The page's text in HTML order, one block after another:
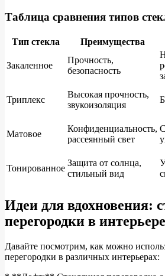
Таблица сравнения типов
Тип стекла Преимущества
Закаленное
Прочность,
безопасность
Триплекс
Высокая прочность,
звукоизоляция
Матовое
Конфиденциальность,
рассеянный свет
Тонированное
Защита от солнца,
стильный вид
Идеи для вдохновения:
перегородки в интерьере
Давайте посмотрим, как можно
перегородки в различных интерьерах: